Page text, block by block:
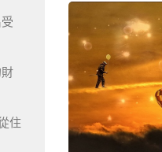
住